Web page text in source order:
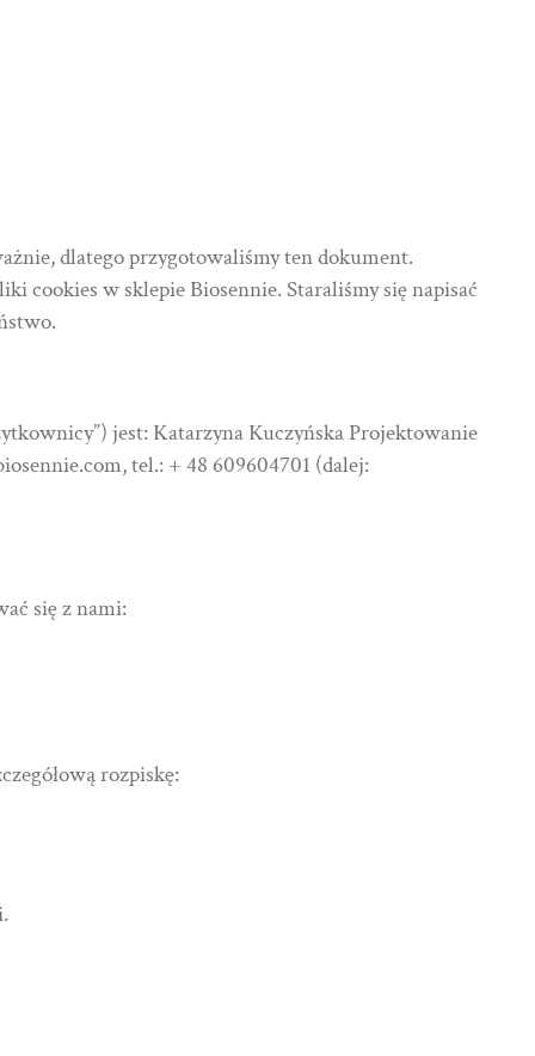
dlatego przygotowaliśmy ten dokument.
cookies w sklepie Biosennie. Staraliśmy się napisać
jest: Katarzyna Kuczyńska Projektowanie
tel.: + 48 609604701 (dalej:
się z nami:
rozpiskę: